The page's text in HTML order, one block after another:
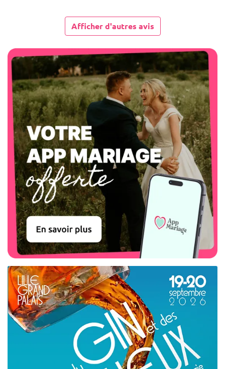
Afficher d'autres avis